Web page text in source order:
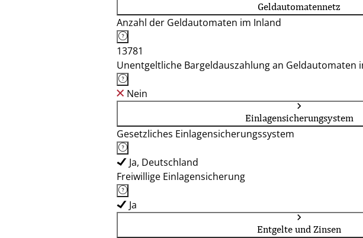
Geldautomatennetz
Anzahl der Geldautomaten im Inland
13781
Unentgeltliche Bargeldauszahlung an Geldautomaten
Nein
Einlagensicherungsystem
Gesetzliches Einlagensicherungssystem
Ja, Deutschland
Freiwillige Einlagensicherung
Ja
Entgelte und Zinsen